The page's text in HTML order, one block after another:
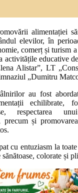
alimentației
elevilor, în
comerț și turism
activitățile educative
Alistar”, LT
„Dumitru
au fost
echilibrate,
respectarea
precum și
entuziasm la toate
colorate și